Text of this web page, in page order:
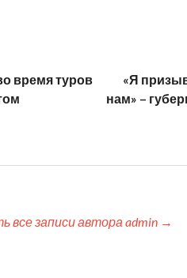
время туров
«Я
нам» –
все записи автора admin →